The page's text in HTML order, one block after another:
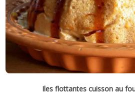
Iles flottantes cuisson au